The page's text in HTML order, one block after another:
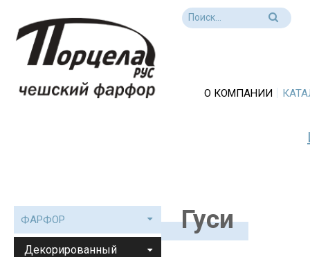
О КОМПАНИИ
Гуси
ФАРФОР
Декорированный